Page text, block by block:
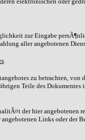
zur Eingabe
aller angebotenen
zu betrachten,
Teile des
der hier angebotenen
angebotenen Links oder